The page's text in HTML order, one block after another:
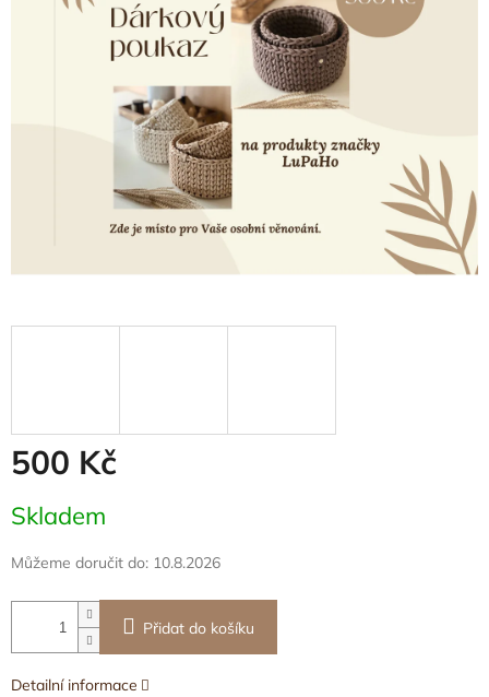
500 Kč
cena:
Skladem
Můžeme doručit do: 10.8.2026
Přidat do košíku
Detailní informace